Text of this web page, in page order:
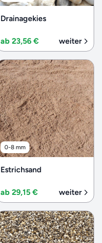
Drainagekies
ab 23,56 € weiter
0-8 mm
Estrichsand
ab 29,15 € weiter